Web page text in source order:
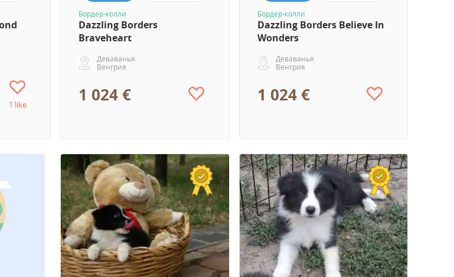
1 like
Бордер-колли
Dazzling Borders
Braveheart
Деваванья
Венгрия
1 024 €
Бордер-колли
Dazzling Borders Believe In
Wonders
Деваванья
Венгрия
1 024 €